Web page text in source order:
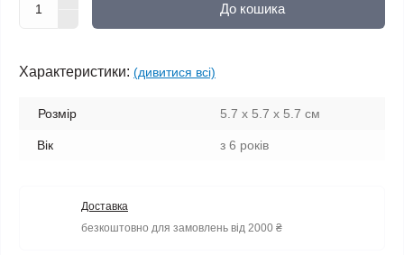
До кошика
Характеристики: (дивитися всі)
Розмір 5.7 x 5.7 x 5.7 см
Вік з 6 років
Доставка
безкоштовно для замовлень від 2000 ₴